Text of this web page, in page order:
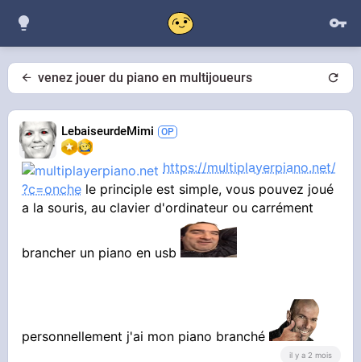
venez jouer du piano en multijoueurs
LebaiseurdeMimi
https://multiplayerpiano.net/
?c=onche le principle est simple, vous pouvez joué
a la souris, au clavier d'ordinateur ou carrément
brancher un piano en usb
personnellement j'ai mon piano branché
il y a 2 mois